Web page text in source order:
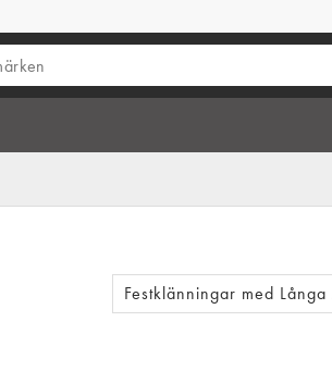
Festklänningar med